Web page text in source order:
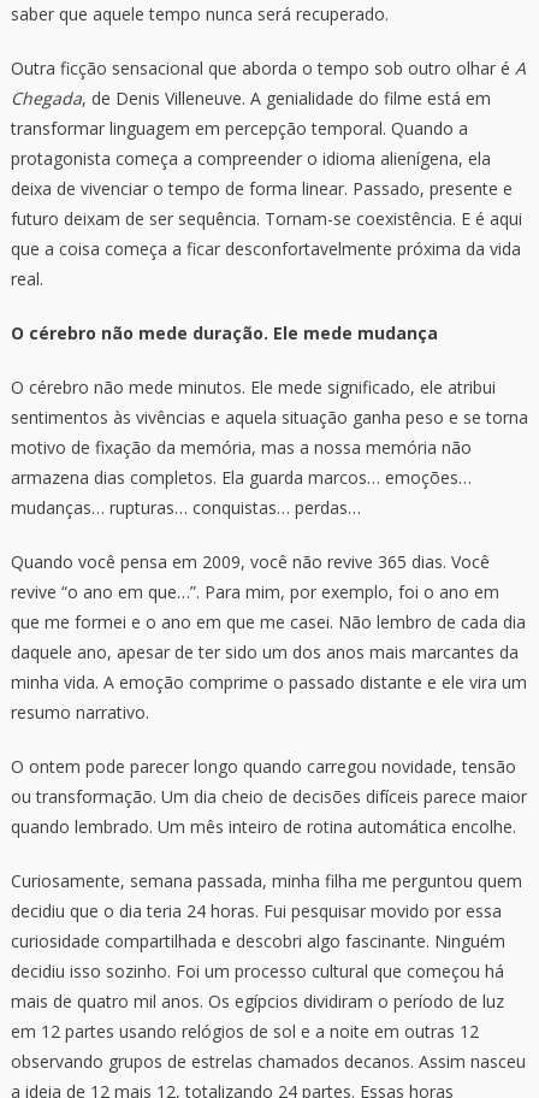
saber que aquele tempo nunca será recuperado.
Outra ficção sensacional que aborda o tempo sob outro olhar é A
Chegada, de Denis Villeneuve. A genialidade do filme está em
transformar linguagem em percepção temporal. Quando a
protagonista começa a compreender o idioma alienígena, ela
deixa de vivenciar o tempo de forma linear. Passado, presente e
futuro deixam de ser sequência. Tornam-se coexistência. E é aqui
que a coisa começa a ficar desconfortavelmente próxima da vida
real.
O cérebro não mede duração. Ele mede mudança
O cérebro não mede minutos. Ele mede significado, ele atribui
sentimentos às vivências e aquela situação ganha peso e se torna
motivo de fixação da memória, mas a nossa memória não
armazena dias completos. Ela guarda marcos… emoções…
mudanças… rupturas… conquistas… perdas…
Quando você pensa em 2009, você não revive 365 dias. Você
revive “o ano em que…”. Para mim, por exemplo, foi o ano em
que me formei e o ano em que me casei. Não lembro de cada dia
daquele ano, apesar de ter sido um dos anos mais marcantes da
minha vida. A emoção comprime o passado distante e ele vira um
resumo narrativo.
O ontem pode parecer longo quando carregou novidade, tensão
ou transformação. Um dia cheio de decisões difíceis parece maior
quando lembrado. Um mês inteiro de rotina automática encolhe.
Curiosamente, semana passada, minha filha me perguntou quem
decidiu que o dia teria 24 horas. Fui pesquisar movido por essa
curiosidade compartilhada e descobri algo fascinante. Ninguém
decidiu isso sozinho. Foi um processo cultural que começou há
mais de quatro mil anos. Os egípcios dividiram o período de luz
em 12 partes usando relógios de sol e a noite em outras 12
observando grupos de estrelas chamados decanos. Assim nasceu
a ideia de 12 mais 12, totalizando 24 partes. Essas horas